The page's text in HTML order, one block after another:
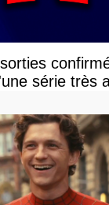
série très